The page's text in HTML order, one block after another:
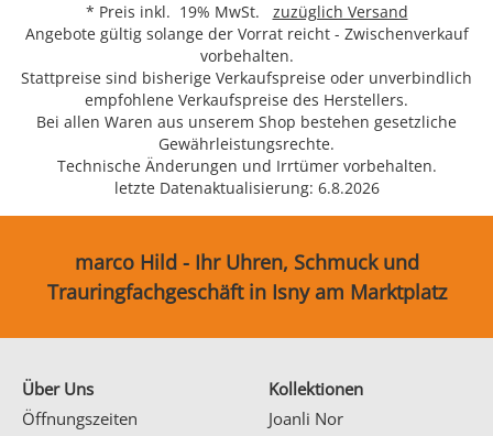
* Preis inkl. 19% MwSt. zuzüglich Versand
Angebote gültig solange der Vorrat reicht - Zwischenverkauf
vorbehalten.
Stattpreise sind bisherige Verkaufspreise oder unverbindlich
empfohlene Verkaufspreise des Herstellers.
Bei allen Waren aus unserem Shop bestehen gesetzliche
Gewährleistungsrechte.
Technische Änderungen und Irrtümer vorbehalten.
letzte Datenaktualisierung: 6.8.2026
marco Hild - Ihr Uhren, Schmuck und
Trauringfachgeschäft in Isny am Marktplatz
Über Uns
Öffnungszeiten
Kollektionen
Joanli Nor